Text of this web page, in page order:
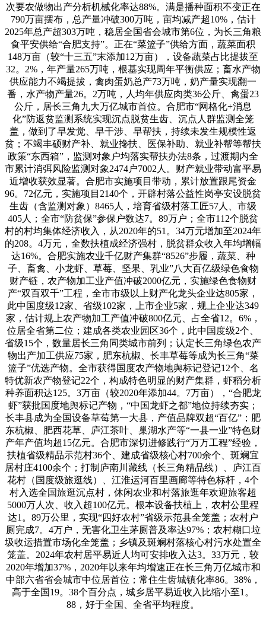
次要农做物出产分析机械化率达88%。满是播种面积不变正在
790万亩摆布，总产量冲破300万吨，亩均减产超10%，估计
2025年总产超303万吨，稳居全国省会城市第6位，为长三角粮
食平安供给“合肥支持”。正在“菜篮子”供给方面，蔬菜面积
148万亩（较“十三五”末添加12万亩），设备蔬菜占比提拔至
32。2%，年产量265万吨，根基实现周年平衡供应；畜水产物
供应能力不竭提拔，禽肉蛋奶总产73万吨，奶产量实现翻一
番，水产物产量26。2万吨，人均年供应肉类36公斤、禽蛋23
公斤，居长三角九大万亿城市首位。合肥市“网格化+消息
化”防返贫监测系统实现沉点脱贫生齿、沉点人群监测全笼
盖，做到了早发觉、早干涉、早帮扶，持续未发生规模性返
贫；不竭丰硕财产补、就业搀扶、医保补助、就业补帮等帮扶
政策“东西箱”，监测对象户均落实帮扶办法8条，过渡期内全
市累计消弭风险监测对象2474户7002人。财产就业带动富平易
近增收获效显著。合肥市实施项目带动，累计放置跟尾资金
96。72亿元，实施项目2140个，开辟村落公益性岗亭安设脱贫
生齿（含监测对象）8465人，培育省级村落工匠57人、市级
405人；全市“防贫保”参保户数达7。89万户；全市112个脱贫
村的村均集体经济收入，从2020年的51。34万元增加至2024年
的208。4万元，全数扶植成经济强村，脱贫群众收入年均增幅
达16%。合肥实施农业千亿财产集群“8526”步履，蔬菜、种
子、畜禽、小龙虾、草莓、坚果、乳业”八大百亿级绿色食物
财产链，农产物加工业产值冲破2000亿元，实施绿色食物财
产“双百双千”工程，全市市级以上财产化龙头企业达805家，
此中国度级12家、省级102家，上市企业5家，规上企业达349
家，估计规上农产物加工产值冲破800亿元、占全省12。6%，
位居全省第二位；建成各类农业园区36个，此中国度级2个、
省级15个，数量居长三角同类城市前列；认定长三角绿色农产
物出产加工供应75家，肥东杭椒、长丰草莓等成为长三角“菜
篮子”优选产物。全市获得国度农产物地舆标记登记12个、名
特优新农产物登记22个，构成特色明显的财产集群，虾稻分析
种养面积达125。3万亩（较2020年添加44。7万亩），“合肥龙
虾”获批国度地舆标记产物，“中国龙虾之都”地位持续夯实；
长丰县成为全国设备草莓第一大县，产值品牌双超“百亿”；肥
东杭椒、肥西花草、庐江茶叶、巢湖水产等“一县一业”特色财
产年产值均超15亿元。合肥市深切进修践行“万万工程”经验，
扶植省级精品示范村36个、建成省级核心村700余个、斑斓宜
居村庄4100余个；打制庐南川藏线（长三角精品线）、庐江百
花村（国度级旅逛线）、江淮运河百里画廊等特色标杆，4个
村入选全国旅逛沉点村，休闲农业和村落旅逛年欢迎旅客超
5000万人次、收入超100亿元。根本设备扶植上，农村公里程
达1。89万公里，实现“四好农村”省级示范县全笼盖；农村户
厕完成7。4万户，无害化卫生茅厕普及率达97%；农村糊口垃
圾收运措置市场化全笼盖；乡镇及斑斓村落核心村污水处置全
笼盖。2024年农村居平易近人均可安排收入达3。33万元，较
2020年增加37%，2020年以来年均增速正在长三角万亿城市和
中部六省省会城市中位居首位；常住生齿城镇化率86。38%，
高于全国19。38个百分点，城乡居平易近收入比缩小至1。
88，好于全国、全省平均程度。